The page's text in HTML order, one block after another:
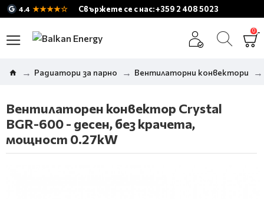
4.4 ★★★★☆ Свържете се с нас: +359 2 408 5023
0
Радиатори за парно Вентилаторни конвектори
Вентилаторен конвектор Crystal
BGR-600 - десен, без крачета,
мощност 0.27kW